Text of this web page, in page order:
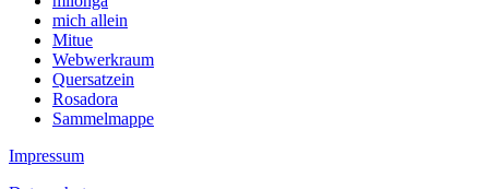
mich allein
Mitue
Webwerkraum
Quersatzein
Rosadora
Sammelmappe
Impressum